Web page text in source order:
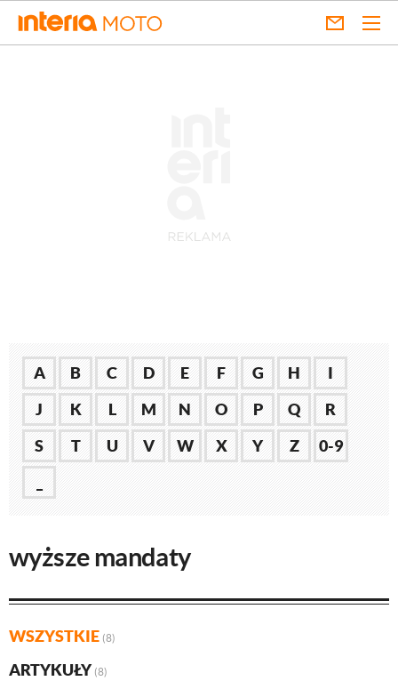
A B C D E F G H
I
J
K L M N O P Q
R
S
T U V W X Y Z
0-9
wyższe mandaty
WSZYSTKIE (8)
ARTYKUŁY (8)